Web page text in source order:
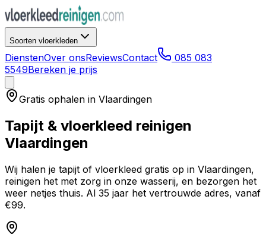
Soorten vloerkleden
DienstenOver onsReviewsContact
085 083
5549Bereken je prijs
Gratis ophalen in Vlaardingen
Tapijt & vloerkleed reinigen
Vlaardingen
Wij halen je tapijt of vloerkleed gratis op in Vlaardingen,
reinigen het met zorg in onze wasserij, en bezorgen het
weer netjes thuis. Al 35 jaar het vertrouwde adres, vanaf
€99.